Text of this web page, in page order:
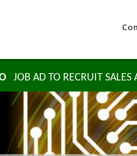
JOB AD TO RECRUIT SALES